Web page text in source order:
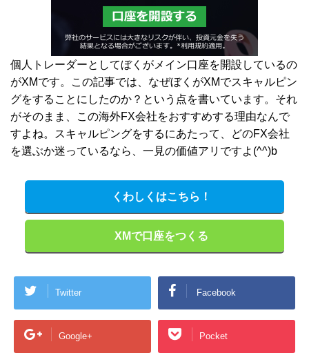
個人トレーダーとしてぼくがメイン口座を開設しているの
がXMです。この記事では、なぜぼくがXMでスキャルピン
グをすることにしたのか？という点を書いています。それ
がそのまま、この海外FX会社をおすすめする理由なんで
すよね。スキャルピングをするにあたって、どのFX会社
を選ぶか迷っているなら、一見の価値アリですよ(^^)b
くわしくはこちら！
XMで口座をつくる
Twitter Facebook
Google+ Pocket